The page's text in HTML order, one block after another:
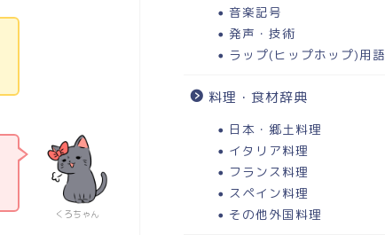
くろちゃん
音楽記号
発声・技術
ラップ(ヒップホップ)用語
料理・食材辞典
日本・郷土料理
イタリア料理
フランス料理
スペイン料理
その他外国料理